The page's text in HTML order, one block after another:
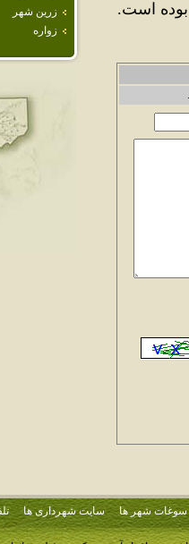
زرين شهر
زواره
سوغات شهر ها سایت شهرداری ها